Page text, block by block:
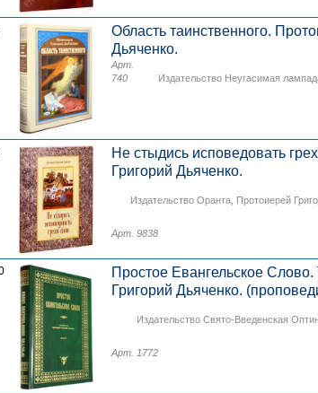
Область таинственного.
Дьяченко.
Издательство Неугасимая
Арт.
740
Не стыдись исповедовать
Григорий Дьяченко.
Издательство Оранта Протоиерей
Арт. 9838
Простое Евангельское
Григорий Дьяченко.
Издательство Свято-Введенская
Арт. 1772